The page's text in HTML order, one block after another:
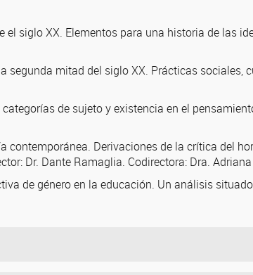
siglo XX. Elementos para una historia de las
segunda mitad del siglo XX. Prácticas sociales,
de sujeto y existencia en el
contemporánea. Derivaciones de la crítica del
Dr. Dante Ramaglia. Codirectora: Dra.
de género en la educación. Un análisis